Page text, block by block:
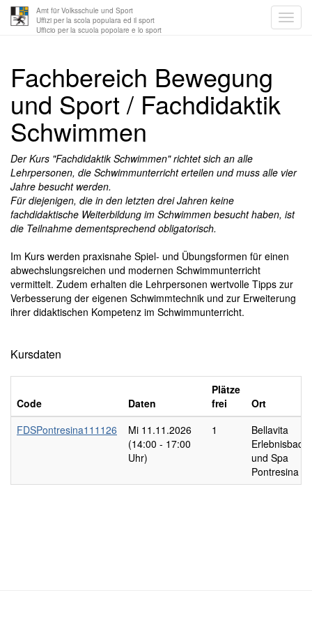
Amt für Volksschule und Sport
Uffizi per la scola populara ed il sport
Ufficio per la scuola popolare e lo sport
Fachbereich Bewegung
und Sport / Fachdidaktik
Schwimmen
Der Kurs "Fachdidaktik Schwimmen" richtet sich an alle
Lehrpersonen, die Schwimmunterricht erteilen und muss alle vier
Jahre besucht werden.
Für diejenigen, die in den letzten drei Jahren keine
fachdidaktische Weiterbildung im Schwimmen besucht haben, ist
die Teilnahme dementsprechend obligatorisch.
Im Kurs werden praxisnahe Spiel- und Übungsformen für einen
abwechslungsreichen und modernen Schwimmunterricht
vermittelt. Zudem erhalten die Lehrpersonen wertvolle Tipps zur
Verbesserung der eigenen Schwimmtechnik und zur Erweiterung
ihrer didaktischen Kompetenz im Schwimmunterricht.
Kursdaten
Code Daten
Plätze
frei
Ort
FDSPontresina111126
Mi 11.11.2026
(14:00 - 17:00
Uhr)
1
Bellavita
Erlebnisbad
und Spa
Pontresina